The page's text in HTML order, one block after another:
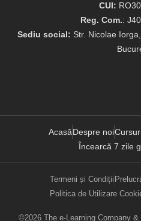
CUI:
Reg. Com.:
Sediu social: Str. Nicolae
AcasăDespre noi
Încearcă 7 zile
Termeni și Condiții
Politica de Utilizare
©2026 The e-Learning Company